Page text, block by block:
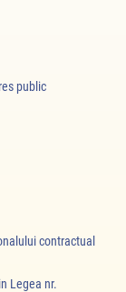
public
contractual
Legea nr.